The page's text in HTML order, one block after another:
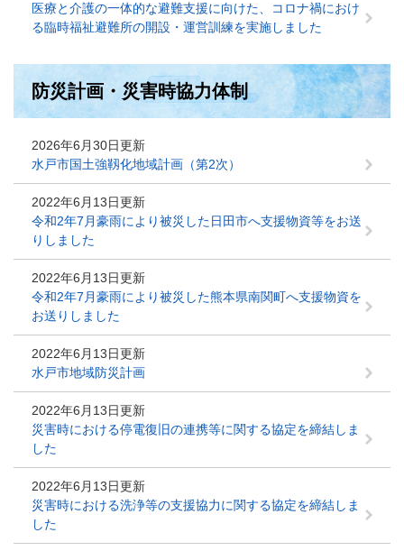
医療と介護の一体的な避難支援に向けた、コロナ禍におけ
る臨時福祉避難所の開設・運営訓練を実施しました
防災計画・災害時協力体制
2026年6月30日更新
水戸市国土強靱化地域計画（第2次）
2022年6月13日更新
令和2年7月豪雨により被災した日田市へ支援物資等をお送
りしました
2022年6月13日更新
令和2年7月豪雨により被災した熊本県南関町へ支援物資を
お送りしました
2022年6月13日更新
水戸市地域防災計画
2022年6月13日更新
災害時における停電復旧の連携等に関する協定を締結しま
した
2022年6月13日更新
災害時における洗浄等の支援協力に関する協定を締結しま
した